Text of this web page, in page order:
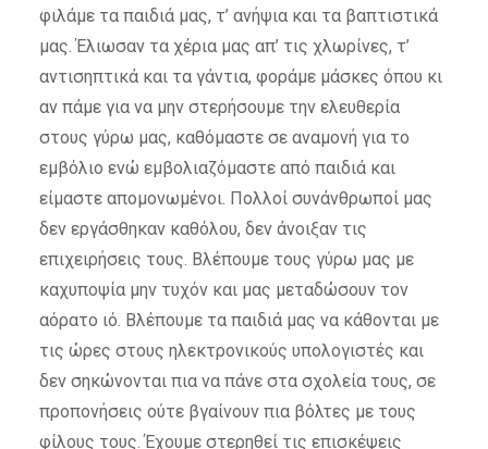
φιλάμε τα παιδιά μας, τ’ ανήψια και τα βαπτιστικά
μας. Έλιωσαν τα χέρια μας απ’ τις χλωρίνες, τ’
αντισηπτικά και τα γάντια, φοράμε μάσκες όπου κι
αν πάμε για να μην στερήσουμε την ελευθερία
στους γύρω μας, καθόμαστε σε αναμονή για το
εμβόλιο ενώ εμβολιαζόμαστε από παιδιά και
είμαστε απομονωμένοι. Πολλοί συνάνθρωποί μας
δεν εργάσθηκαν καθόλου, δεν άνοιξαν τις
επιχειρήσεις τους. Βλέπουμε τους γύρω μας με
καχυποψία μην τυχόν και μας μεταδώσουν τον
αόρατο ιό. Βλέπουμε τα παιδιά μας να κάθονται με
τις ώρες στους ηλεκτρονικούς υπολογιστές και
δεν σηκώνονται πια να πάνε στα σχολεία τους, σε
προπονήσεις ούτε βγαίνουν πια βόλτες με τους
φίλους τους. Έχουμε στερηθεί τις επισκέψεις